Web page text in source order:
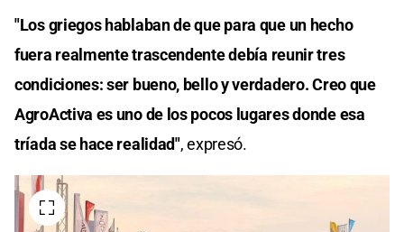
"Los griegos hablaban de que para que un hecho
fuera realmente trascendente debía reunir tres
condiciones: ser bueno, bello y verdadero. Creo que
AgroActiva es uno de los pocos lugares donde esa
tríada se hace realidad", expresó.